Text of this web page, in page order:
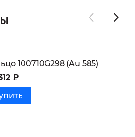
100710G298 (Au 585)
₽